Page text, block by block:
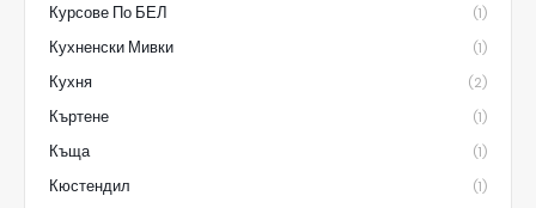
Курсове По БЕЛ (1)
Кухненски Мивки (1)
Кухня (2)
Къртене (1)
Къща (1)
Кюстендил (1)